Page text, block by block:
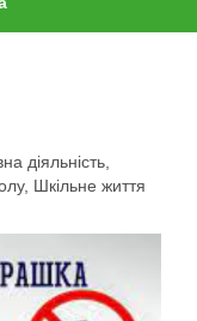
діяльність,
, Шкільне життя